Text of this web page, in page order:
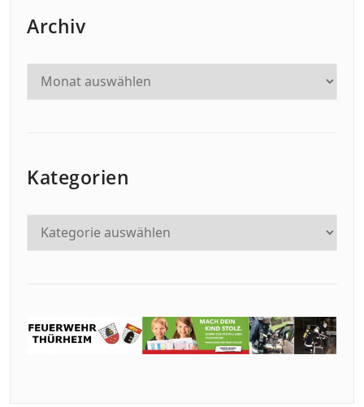
Archiv
Kategorien